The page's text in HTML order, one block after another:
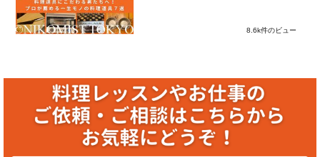
8.6k件のビュー